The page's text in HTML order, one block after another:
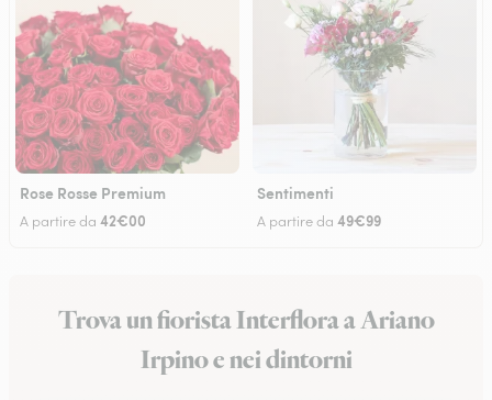
Rose Rosse Premium
A partire da 42€00
Sentimenti
A partire da 49€99
Trova un fiorista Interflora a Ariano
Irpino e nei dintorni